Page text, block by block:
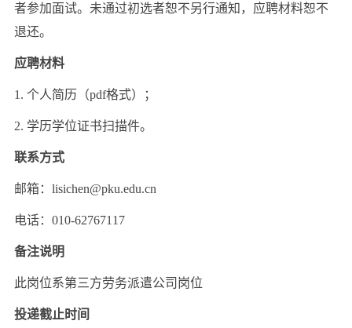
者参加面试。未通过初选者恕不另行通知，应聘材料恕不
退还。
应聘材料
1. 个人简历（pdf格式）；
2. 学历学位证书扫描件。
联系方式
邮箱：lisichen@pku.edu.cn
电话：010-62767117
备注说明
此岗位系第三方劳务派遣公司岗位
投递截止时间